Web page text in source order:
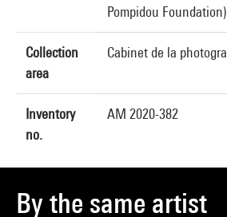
Pompidou Foundation).
Collection
area
Cabinet de la
Inventory
no.
AM 2020-382
By the same artist